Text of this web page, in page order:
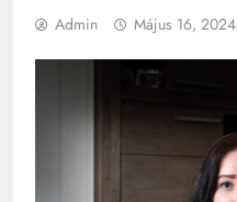
Admin Május 16, 2024